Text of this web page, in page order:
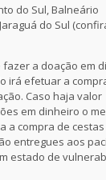
do Sul, Balneário
do Sul
fazer a doação em
irá efetuar a
Caso haja valor
em dinheiro o
a compra de cestas
entregues aos
estado de